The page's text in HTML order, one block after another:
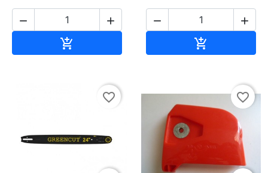
 

 

favorite_border favorite_border